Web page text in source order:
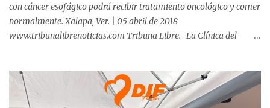
con cáncer esofágico podrá recibir tratamiento oncológico y comer
normalmente. Xalapa, Ver. | 05 abril de 2018
www.tribunalibrenoticias.com Tribuna Libre.- La Clínica del
incluyen endoscopia, colonoscopia y colangiopancreatografía
retrógrada endoscópica (CPRE), con equipo de alta tecnología de